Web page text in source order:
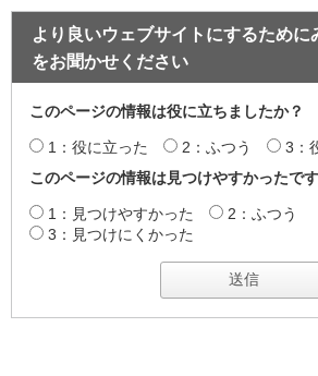
より良いウェブサイトにするために
をお聞かせください
このページの情報は役に立ちましたか？
1：役に立った 2：ふつう
3：
このページの情報は見つけやすかったで
1：見つけやすかった
2：ふつう
3：見つけにくかった